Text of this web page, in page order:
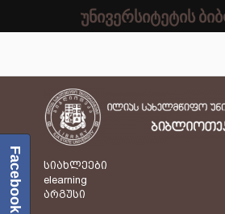
სიახლეები
elearning
არგუსი
Facebook
უნივერსიტეტის